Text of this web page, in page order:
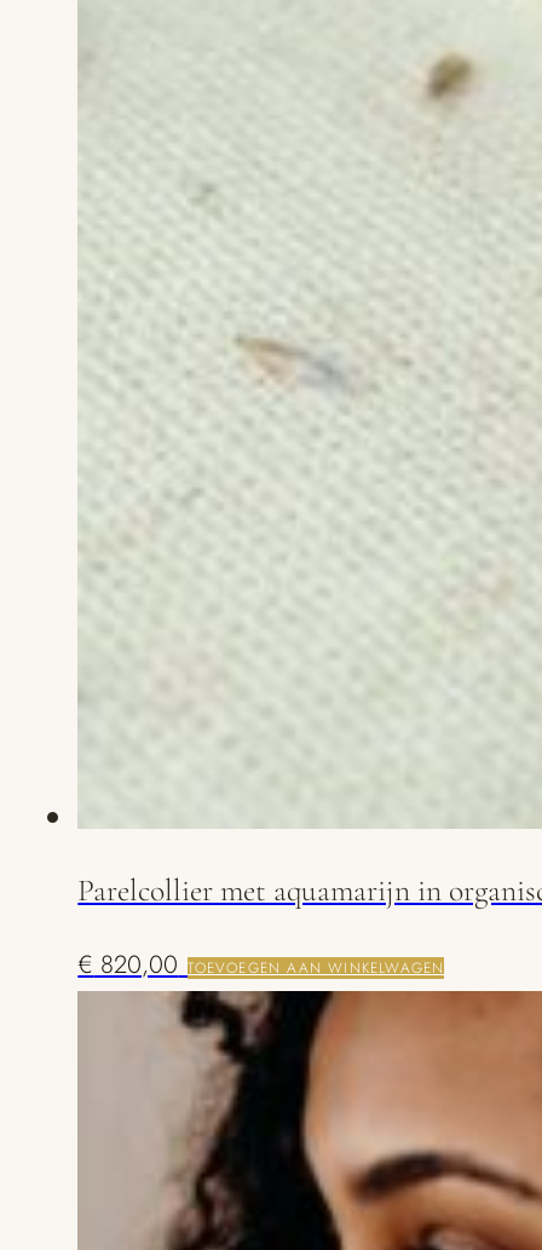
Parelcollier met aquamarijn in
€ 820,00 TOEVOEGEN AAN WINKELWAGEN